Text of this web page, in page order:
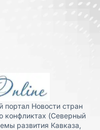
портал Новости стран
конфликтах (Северный
развития Кавказа,